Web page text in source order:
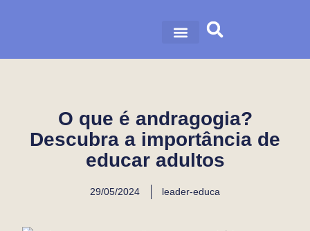
conteúdo
O que é andragogia?
Descubra a importância de
educar adultos
29/05/2024 leader-educa